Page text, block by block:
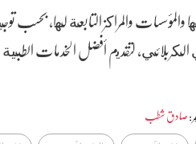
والمؤسسات والمراكز التابعة لها،
الكربلائي، لتقديم أفضل الخدمات
:صادق شطب